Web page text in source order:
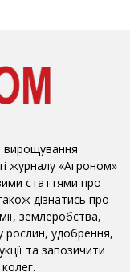
вирощування
журналу «Агроном»
статтями про
дізнатись про
землеробства,
рослин, удобрення,
та запозичити